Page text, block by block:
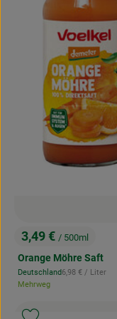
, Preis:
3,49 € / 500ml
Orange Möhre Saft
, Herkunft:
Deutschland, Referenzpreis:
6,98 € / Liter
Mehrweg